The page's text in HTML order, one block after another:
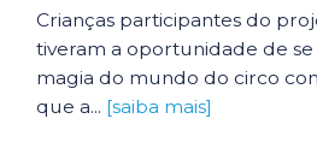
Crianças participantes do
tiveram a oportunidade de
magia do mundo do circo
que a... [saiba mais]